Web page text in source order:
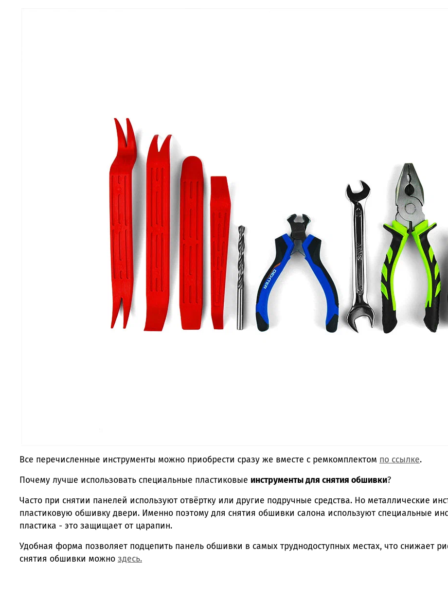
Все перечисленные инструменты можно приобрести сразу же вместе с ремкомплектом по ссылке.
Почему лучше использовать специальные пластиковые инструменты для снятия обшивки?
Часто при снятии панелей используют отвёртку или другие подручные средства. Но металлические
пластиковую обшивку двери. Именно поэтому для снятия обшивки салона используют специальные
пластика - это защищает от царапин.
Удобная форма позволяет подцепить панель обшивки в самых труднодоступных местах, что снижает
снятия обшивки можно здесь.